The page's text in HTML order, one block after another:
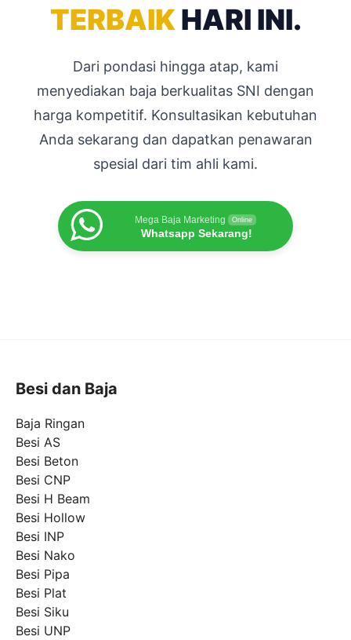
TERBAIK HARI INI.
Dari pondasi hingga atap, kami
menyediakan baja berkualitas SNI dengan
harga kompetitif. Konsultasikan kebutuhan
Anda sekarang dan dapatkan penawaran
spesial dari tim ahli kami.
Mega Baja Marketing Online
Whatsapp Sekarang!
Besi dan Baja
Baja Ringan
Besi AS
Besi Beton
Besi CNP
Besi H Beam
Besi Hollow
Besi INP
Besi Nako
Besi Pipa
Besi Plat
Besi Siku
Besi UNP